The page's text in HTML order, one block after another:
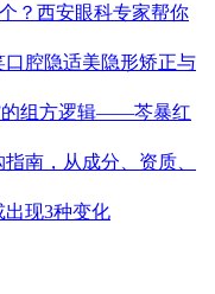
？西安眼科专家帮你
腔隐适美隐形矫正与
的组方逻辑——芩暴红
南，从成分、资质、
现3种变化